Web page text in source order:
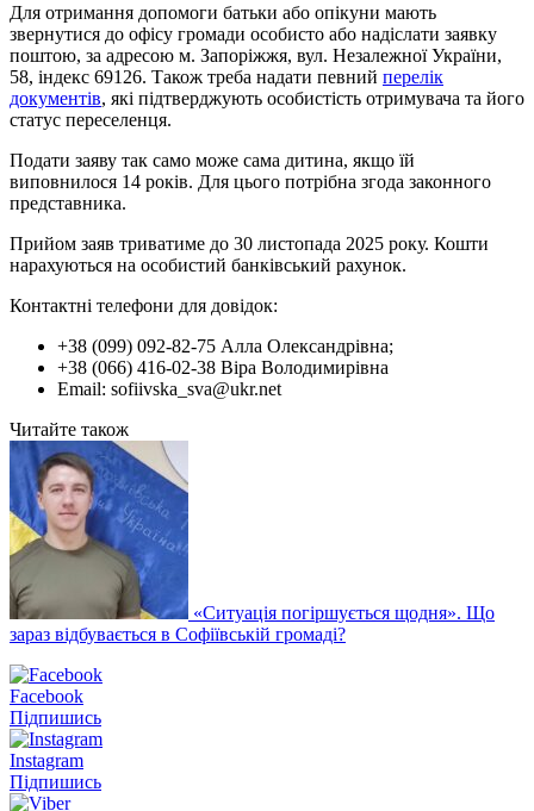
Для отримання допомоги батьки або опікуни мають
звернутися до офісу громади особисто або надіслати заявку
поштою, за адресою м. Запоріжжя, вул. Незалежної України,
58, індекс 69126. Також треба надати певний перелік
документів, які підтверджують особистість отримувача та його
статус переселенця.
Подати заяву так само може сама дитина, якщо їй
виповнилося 14 років. Для цього потрібна згода законного
представника.
Прийом заяв триватиме до 30 листопада 2025 року. Кошти
нарахуються на особистий банківський рахунок.
Контактні телефони для довідок:
+38 (099) 092-82-75 Алла Олександрівна;
+38 (066) 416-02-38 Віра Володимирівна
Email: sofiivska_sva@ukr.net
Читайте також
«Ситуація погіршується щодня». Що
зараз відбувається в Софіївській громаді?
Facebook
Підпишись
Instagram
Підпишись